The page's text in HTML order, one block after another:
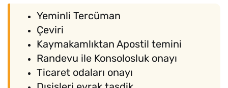
Yeminli Tercüman
Çeviri
Kaymakamlıktan Apostil temini
Randevu ile Konsolosluk onayı
Ticaret odaları onayı